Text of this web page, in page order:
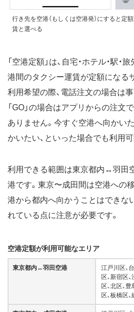
行き先を空港（もしくは空港発）にすると定
賃と選べる
「空港定額」は、自宅・ホテル・駅・
港間のタクシー運賃が定額になる
利用希望の際、電話注文の場合は
「GO」の場合はアプリからの注文
ありません。今すぐ空港へ向かい
かいたい、といった場合でも利用可
利用できる範囲は東京都内↔羽田
港です。東京〜成田間は空港への
港から都内へ向かうことはできな
れている点に注意が必要です。
空港定額が利用可能なエリア
東京都内↔羽田空港
江戸川区、
区、新宿区
区、北区、
区、板橋区